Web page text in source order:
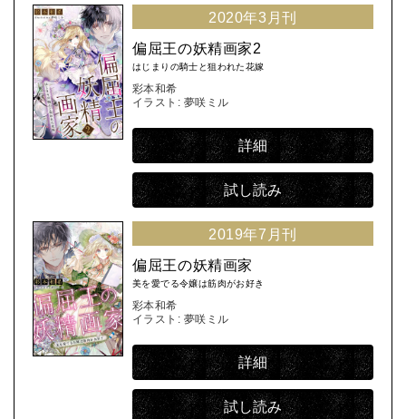
2020年3月刊
偏屈王の妖精画家2
はじまりの騎士と狙われた花嫁
彩本和希
イラスト: 夢咲ミル
詳細
試し読み
2019年7月刊
偏屈王の妖精画家
美を愛でる令嬢は筋肉がお好き
彩本和希
イラスト: 夢咲ミル
詳細
試し読み